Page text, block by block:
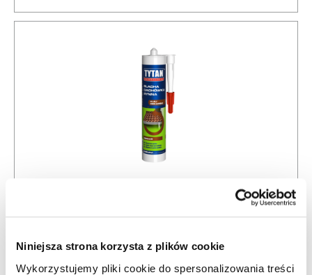
Niniejsza strona korzysta z plików cookie
Wykorzystujemy pliki cookie do spersonalizowania treści